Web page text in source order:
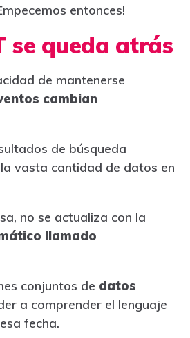
entonces!
se queda atrás
de mantenerse
cambian
de búsqueda
vasta cantidad de datos en
no se actualiza con la
llamado
conjuntos de datos
a comprender el lenguaje
fecha.